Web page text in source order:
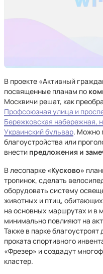
В проекте «Активный
посвященные планам по
Москвичи решат, как
Профсоюзная улица и
Бережковская набережная,
Украинский бульвар. Можно
благоустройства или
внести предложения и
В лесопарке «Кусково»
тропинок, сделать
оборудовать систему
животных и птиц,
на основных маршрутах и в
минимально повлияют на
Также в парке
проката спортивного
«Фрезер» и создадут
кластер.